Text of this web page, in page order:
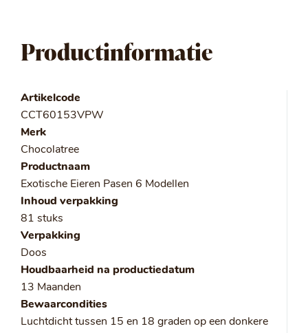
Productinformatie
Artikelcode
CCT60153VPW
Merk
Chocolatree
Productnaam
Exotische Eieren Pasen 6 Modellen
Inhoud verpakking
81 stuks
Verpakking
Doos
Houdbaarheid na productiedatum
13 Maanden
Bewaarcondities
Luchtdicht tussen 15 en 18 graden op een donkere